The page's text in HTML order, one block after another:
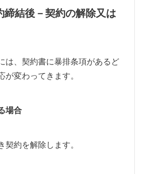
結後－契約の解除又は
は、契約書に暴排条項があるど
が変わってきます。
場合
約を解除します。